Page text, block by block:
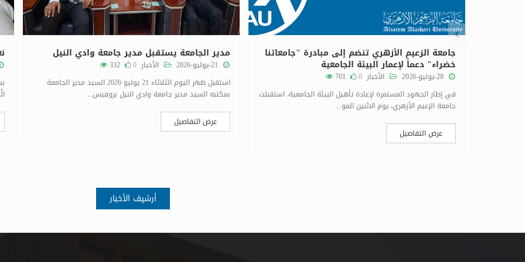
جامعة الزعيم الأزهري تنضم إلى مبادرة "جامعاتنا
خضراء" دعماً لإعمار البيئة الجامعية
الأخبار 0
701
في إطار الجهود المستمرة لإعادة تأهيل البيئة الجامعية، استقبلت
جامعة الزعيم الأزهري، يوم الاثنين المو...
عرض التفاصيل
مدير الجامعة يستقبل مدير جامعة وادي النيل
الأخبار 0
332
استقبل ظهر اليوم الثلاثاء 21 يوليو 2026 السيد مدير الجامعة
بمكتبه السيد مدير جامعة وادي النيل بروفيس...
عرض التفاصيل
أرشيف الأخبار